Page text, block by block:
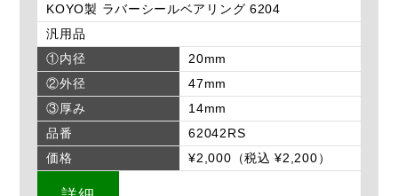
KOYO製 ラバーシールベアリング 6204
汎用品
①内径
20mm
②外径
47mm
③厚み
14mm
品番
62042RS
価格
¥2,000（税込 ¥2,200）